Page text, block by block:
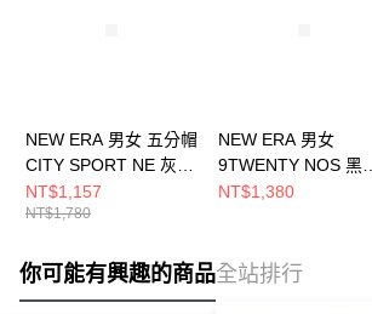
NEW ERA 男女 五分帽
CITY SPORT NE 灰
NE14499858
NT$1,157
NT$1,780
NEW ERA 男女
9TWENTY NOS 黑
NE13368524
NT$1,380
你可能有興趣的商品全站排行